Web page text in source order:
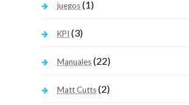
juegos(1)
KPI (3)
Manuales(22)
Matt Cutts(2)